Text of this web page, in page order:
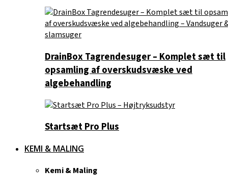
DrainBox Tagrendesuger – Komplet sæt til
opsamling af overskudsvæske ved
algebehandling
Startsæt Pro Plus
KEMI & MALING
Kemi & Maling